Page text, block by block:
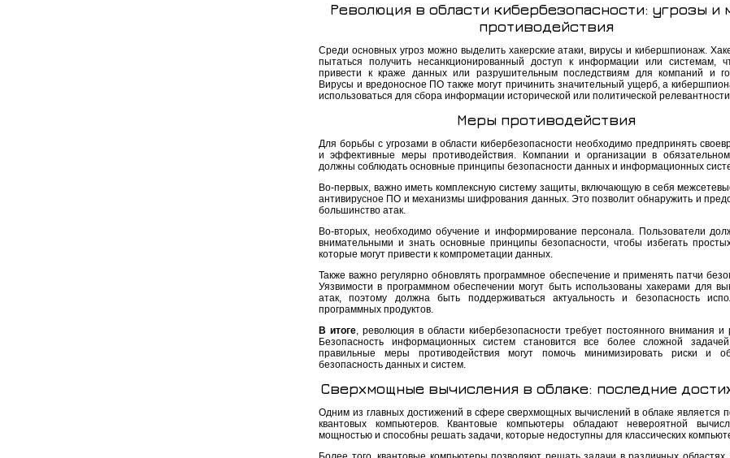
Революция в области кибербезопасности: угрозы и
противодействия
Среди основных угроз можно выделить хакерские атаки, вирусы и кибершпионаж.
пытаться получить несанкционированный доступ к информации или системам,
привести к краже данных или разрушительным последствиям для компаний и
Вирусы и вредоносное ПО также могут причинить значительный ущерб, а
использоваться для сбора информации исторической или политической
Меры противодействия
Для борьбы с угрозами в области кибербезопасности необходимо предпринять
и эффективные меры противодействия. Компании и организации в
должны соблюдать основные принципы безопасности данных и информационных
Во-первых, важно иметь комплексную систему защиты, включающую в себя
антивирусное ПО и механизмы шифрования данных. Это позволит обнаружить и
большинство атак.
Во-вторых, необходимо обучение и информирование персонала. Пользователи
внимательными и знать основные принципы безопасности, чтобы избегать
которые могут привести к компрометации данных.
Также важно регулярно обновлять программное обеспечение и применять патчи
Уязвимости в программном обеспечении могут быть использованы хакерами для
атак, поэтому должна быть поддерживаться актуальность и безопасность
программных продуктов.
В итоге, революция в области кибербезопасности требует постоянного внимания и
Безопасность информационных систем становится все более сложной
правильные меры противодействия могут помочь минимизировать риски и
безопасность данных и систем.
Сверхмощные вычисления в облаке: последние
Одним из главных достижений в сфере сверхмощных вычислений в облаке является
квантовых компьютеров. Квантовые компьютеры обладают невероятной
мощностью и способны решать задачи, которые недоступны для классических